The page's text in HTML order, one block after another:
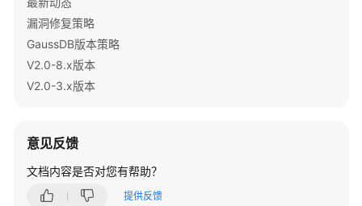
发
指
南
（分
布
8.x）
数
据
漏洞修复策略
GaussDB版本策略
V2.0-8.x版本
V2.0-3.x版本
意见反馈
文档内容是否对您有帮助？
提供反馈